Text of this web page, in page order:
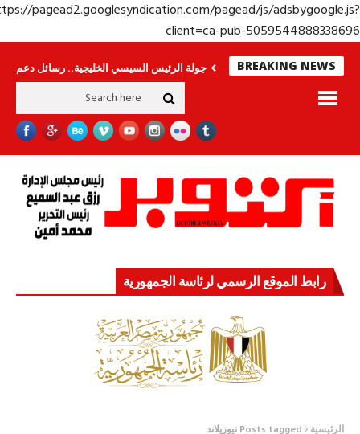
https://pagead2.googlesyndication.com/pagead/js/
client=ca-pub-
BREAKING NEWS
وحراس لا ينامون جولة الرئيس السيسي الخليجية.. رسائل دعم وتضامن
رابط الموقع الرسمي لرئاسة الجمهورية
الرئيسية Posts tagged نيوزيلاند